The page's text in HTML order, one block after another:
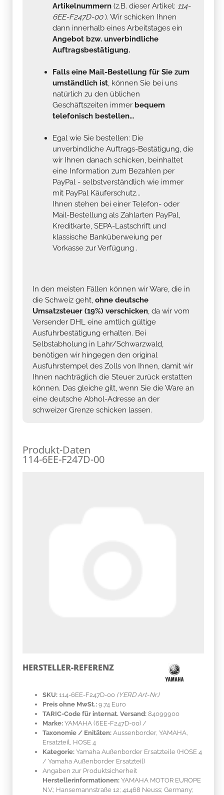
Artikelnummern (z.B. dieser Artikel: 114-
6EE-F247D-00). Wir schicken Ihnen
dann innerhalb eines Arbeitstages ein
Angebot bzw. unverbindliche
Auftragsbestätigung.
Falls eine Mail-Bestellung für Sie zum
umständlich ist, können Sie bei uns
natürlich zu den üblichen
Geschäftszeiten immer bequem
telefonisch bestellen...
Egal wie Sie bestellen: Die
unverbindliche Auftrags-Bestätigung, die
wir Ihnen danach schicken, beinhaltet
eine Information zum Bezahlen per
PayPal - selbstverständlich wie immer
mit PayPal Käuferschutz...
Ihnen stehen bei einer Telefon- oder
Mail-Bestellung als Zahlarten PayPal,
Kreditkarte, SEPA-Lastschrift und
klassische Banküberweiung per
Vorkasse zur Verfügung .
In den meisten Fällen können wir Ware, die in
die Schweiz geht, ohne deutsche
Umsatzsteuer (19%) verschicken, da wir vom
Versender DHL eine amtlich gültige
Ausfuhrbestätigung erhalten. Bei
Selbstabholung in Lahr/Schwarzwald,
benötigen wir hingegen den original
Ausfuhrstempel des Zolls von Ihnen, damit wir
Ihnen nachträglich die Steuer zurück erstatten
können. Das gleiche gilt, wenn Sie die Ware an
eine deutsche Abhol-Adresse an der
schweizer Grenze schicken lassen.
Produkt-Daten
114-6EE-F247D-00
HERSTELLER-REFERENZ
SKU: 114-6EE-F247D-00 (YERD Art-Nr.)
Preis ohne MwSt.: 9.74 Euro
TARIC-Code für internat. Versand: 84099900
Marke: YAMAHA (6EE-F247D-00) /
Taxonomie / Enitäten: Aussenborder, YAMAHA,
Ersatzteil, HOSE 4
Kategorie: Yamaha Außenborder Ersatzteile (HOSE 4
/ Yamaha Außenborder Ersatzteil)
Angaben zur Produktsicherheit
Herstellerinformationen: YAMAHA MOTOR EUROPE
N.V.; Hansemannstraße 12; 41468 Neuss; Germany;